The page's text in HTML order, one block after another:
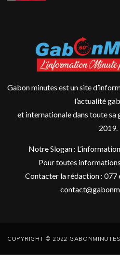
Gabon minutes est un site
l’actualité
et internationale dans toute sa
2019.
Notre Slogan :
Pour toutes
Contacter la rédaction :
COPYRIGHT © 2022